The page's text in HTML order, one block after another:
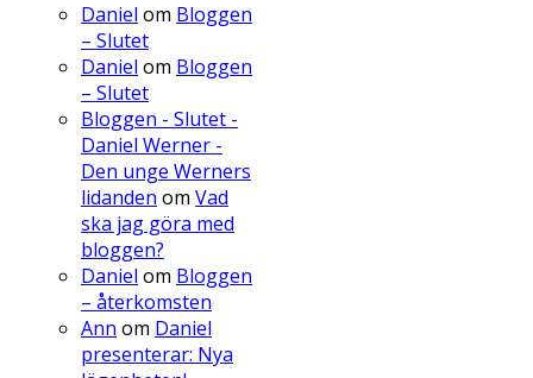
Daniel om Bloggen
– Slutet
Daniel om Bloggen
– Slutet
Bloggen - Slutet -
Daniel Werner -
Den unge Werners
lidanden om Vad
ska jag göra med
bloggen?
Daniel om Bloggen
– återkomsten
Ann om Daniel
presenterar: Nya